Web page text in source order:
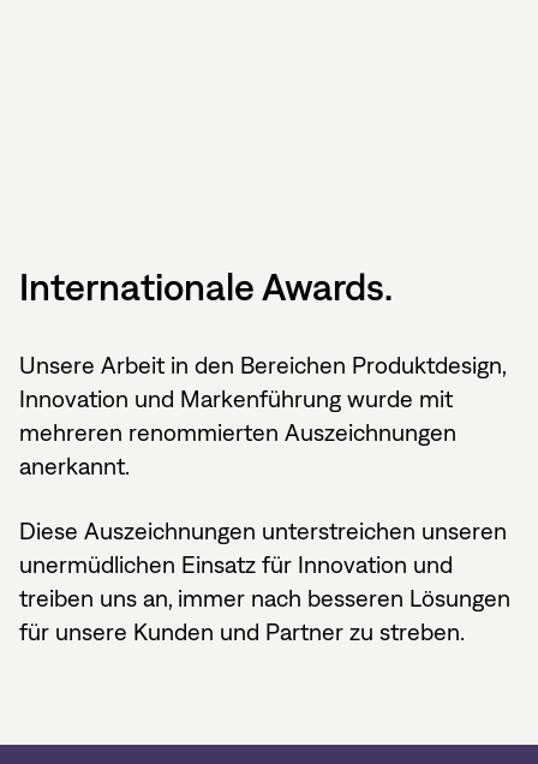
Internationale Awards.
Unsere Arbeit in den Bereichen Produktdesign,
Innovation und Markenführung wurde mit
mehreren renommierten Auszeichnungen
anerkannt.
Diese Auszeichnungen unterstreichen unseren
unermüdlichen Einsatz für Innovation und
treiben uns an, immer nach besseren Lösungen
für unsere Kunden und Partner zu streben.